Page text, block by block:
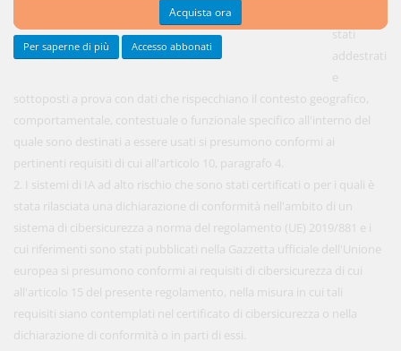
stati
addestrati
e
sottoposti a prova con dati che rispecchiano il contesto geografico,
comportamentale, contestuale o funzionale specifico all'interno del
quale sono destinati a essere usati si presumono conformi ai
pertinenti requisiti di cui all'articolo 10, paragrafo 4.
2. I sistemi di IA ad alto rischio che sono stati certificati o per i quali è
stata rilasciata una dichiarazione di conformità nell'ambito di un
sistema di cibersicurezza a norma del regolamento (UE) 2019/881 e i
cui riferimenti sono stati pubblicati nella Gazzetta ufficiale dell'Unione
europea si presumono conformi ai requisiti di cibersicurezza di cui
all'articolo 15 del presente regolamento, nella misura in cui tali
requisiti siano contemplati nel certificato di cibersicurezza o nella
dichiarazione di conformità o in parti di essi.
Acquista ora
Per saperne di più Accesso abbonati